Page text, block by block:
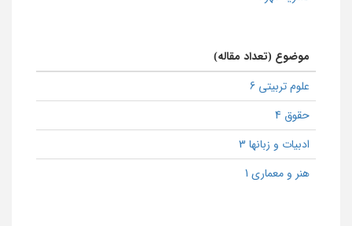
موضوع (تعداد مقاله)
علوم تربیتی 6
حقوق 4
ادبیات و زبانها 3
هنر و معماری 1